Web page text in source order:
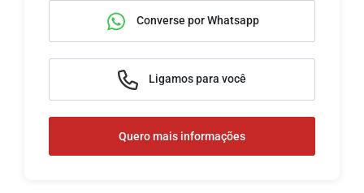
Converse por Whatsapp
Ligamos para você
Quero mais informações